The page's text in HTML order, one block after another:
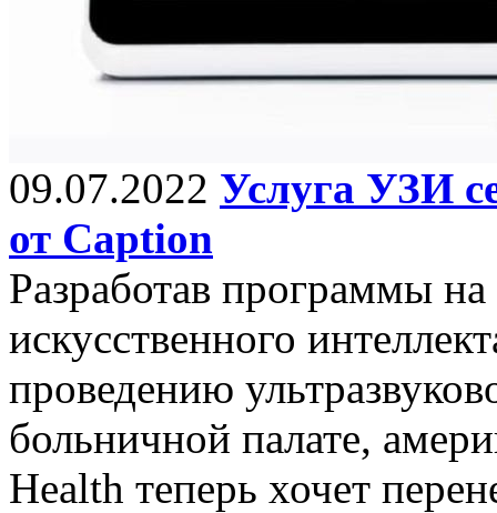
09.07.2022 Услуга УЗИ
от Caption
Разработав программы на
искусственного
проведению
больничной палате,
Health теперь хочет